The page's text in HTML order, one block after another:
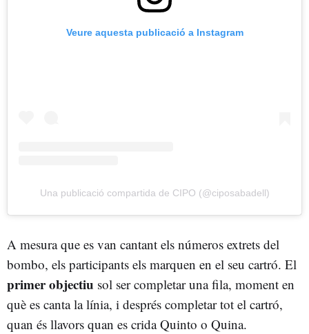
Veure aquesta publicació a Instagram
Una publicació compartida de CIPO (@ciposabadell)
A mesura que es van cantant els números extrets del
bombo, els participants els marquen en el seu cartró. El
primer objectiu sol ser completar una fila, moment en
què es canta la línia, i després completar tot el cartró,
quan és llavors quan es crida Quinto o Quina.